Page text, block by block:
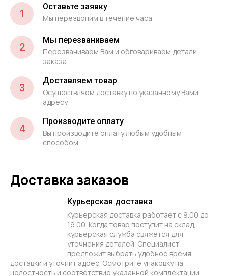
1
Оставьте заявку
Мы перезвоним в течение часа
2
Мы перезваниваем
Перезваниваем Вам и обговариваем детали
заказа
3
Доставляем товар
Осуществляем доставку по указанному Вами
адресу
4
Производите оплату
Вы производите оплату любым удобным
способом
Доставка заказов
Курьерская доставка
Курьерская доставка работает с 9.00 до
19.00. Когда товар поступит на склад,
курьерская служба свяжется для
уточнения деталей. Специалист
предложит выбрать удобное время
доставки и уточнит адрес. Осмотрите упаковку на
целостность и соответствие указанной комплектации.